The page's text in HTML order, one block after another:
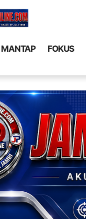
FOKUS